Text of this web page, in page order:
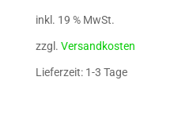
inkl. 19 % MwSt.
zzgl. Versandkosten
Lieferzeit: 1-3 Tage